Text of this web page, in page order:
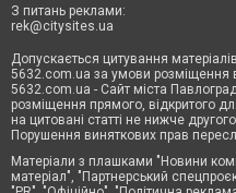
З питань реклами:
rek@citysites.ua
Допускається цитування
5632.com.ua за умови розміщення
5632.com.ua - Сайт міста
розміщення прямого, відкритого
на цитовані статті не нижче
Порушення виняткових прав
Матеріали з плашками "Новини
матеріал", "Партнерський